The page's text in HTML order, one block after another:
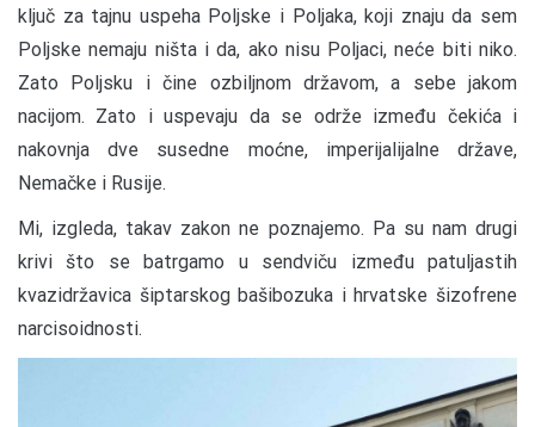
ključ za tajnu uspeha Poljske i Poljaka, koji znaju da sem
Poljske nemaju ništa i da, ako nisu Poljaci, neće biti niko.
Zato Poljsku i čine ozbiljnom državom, a sebe jakom
nacijom. Zato i uspevaju da se održe između čekića i
nakovnja dve susedne moćne, imperijalijalne države,
Nemačke i Rusije.
Mi, izgleda, takav zakon ne poznajemo. Pa su nam drugi
krivi što se batrgamo u sendviču između patuljastih
kvazidržavica šiptarskog bašibozuka i hrvatske šizofrene
narcisoidnosti.